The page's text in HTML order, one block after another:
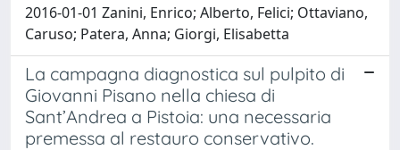
2016-01-01 Zanini, Enrico; Alberto, Felici; Ottaviano,
Caruso; Patera, Anna; Giorgi, Elisabetta
La campagna diagnostica sul pulpito di
Giovanni Pisano nella chiesa di
Sant’Andrea a Pistoia: una necessaria
premessa al restauro conservativo.